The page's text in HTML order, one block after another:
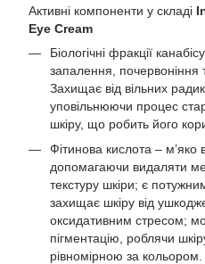
Активні компоненти у складі
Eye Cream
Біологічні фракції
запалення, почервоніння
Захищає від вільних
уповільнюючи процес
шкіру, що робить його
Фітинова кислота – м’яко
допомагаючи видаляти
текстуру шкіри; є
захищає шкіру від
оксидативним стресом;
пігментацію, роблячи
рівномірною за кольором.